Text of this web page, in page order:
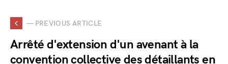
— PREVIOUS ARTICLE
Arrêté d'extension d'un avenant à la
convention collective des détaillants en